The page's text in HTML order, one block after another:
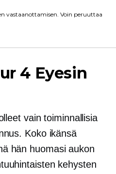
vastaanottamisen. Voin peruuttaa
4 Eyesin
vain toiminnallisia
Koko ikänsä
hän huomasi aukon
kehysten